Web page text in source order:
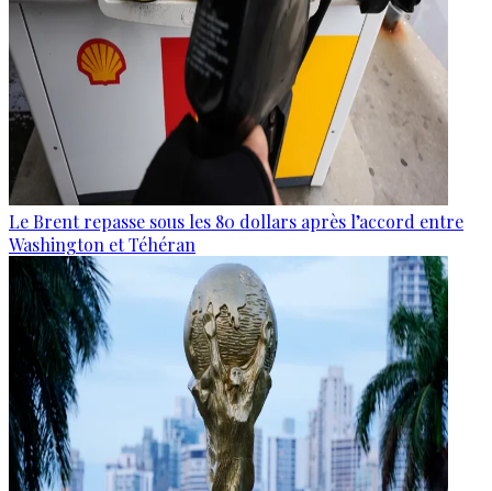
Le Brent repasse sous les 80 dollars après l’accord entre
Washington et Téhéran